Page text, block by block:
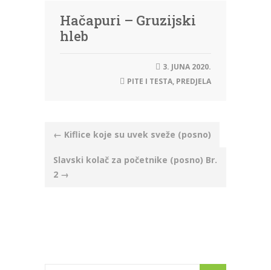
Hačapuri – Gruzijski
hleb
3. JUNA 2020.
PITE I TESTA, PREDJELA
Post
navigation
← Kiflice koje su uvek sveže (posno)
Slavski kolač za početnike (posno) Br.
2 →